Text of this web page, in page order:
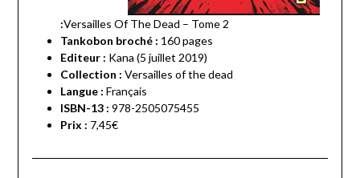
:Versailles Of The Dead – Tome 2
Tankobon broché : 160 pages
Editeur : Kana (5 juillet 2019)
Collection : Versailles of the dead
Langue : Français
ISBN-13 : 978-2505075455
Prix : 7,45€